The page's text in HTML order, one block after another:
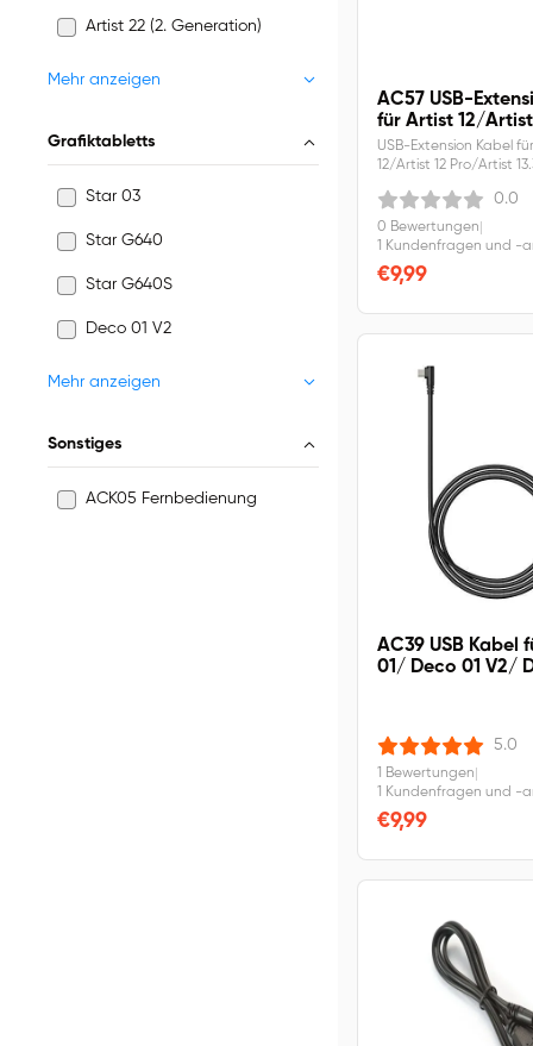
Artist 22 (2. Generation)
Mehr anzeigen
Grafiktabletts
Star 03
Star G640
Star G640S
Deco 01 V2
Mehr anzeigen
Sonstiges
ACK05 Fernbedienung
AC57 USB-
für Artist 12/Artist
Pro/Artist 13.3 Pro
USB-Extension Kabel
12/Artist 12 Pro/Artist
16.Vorsicht: NUR für
Signal Übertragung
0.0
0 Bewertungen
1 Kundenfragen und -
€9,99
AC39 USB Kabel
01/ Deco 01 V2/
5.0
1 Bewertungen
1 Kundenfragen und -
€9,99